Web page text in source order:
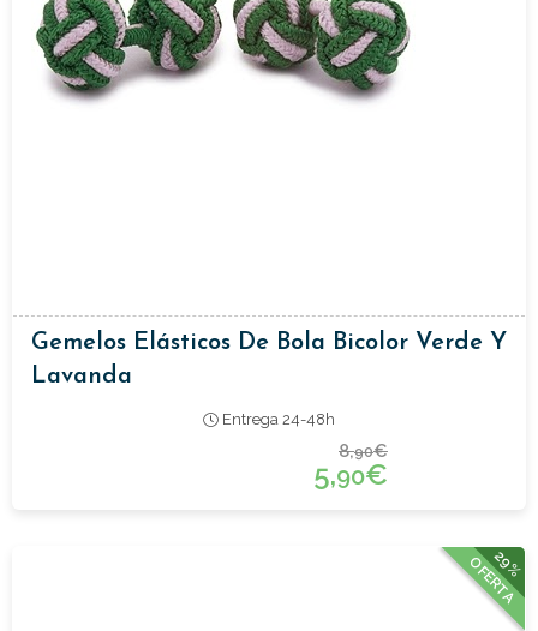
Gemelos Elásticos De Bola Bicolor Verde Y
Lavanda
Entrega 24-48h
8,90€
5,90€
29%
OFERTA